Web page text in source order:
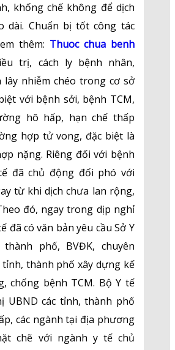
khống chế không để dịch
dài. Chuẩn bị tốt công tác
thêm: Thuoc chua benh
trị, cách ly bệnh nhân,
nhiễm chéo trong cơ sở
với bệnh sởi, bệnh TCM,
hô hấp, hạn chế thấp
hợp tử vong, đặc biệt là
nặng. Riêng đối với bệnh
đã chủ động đối phó với
từ khi dịch chưa lan rộng,
đó, ngay trong dịp nghỉ
đã có văn bản yêu cầu Sở Y
phố, BVĐK, chuyên
tỉnh, thành phố xây dựng kế
chống bệnh TCM. Bộ Y tế
UBND các tỉnh, thành phố
các ngành tại địa phương
chẽ với ngành y tế chủ